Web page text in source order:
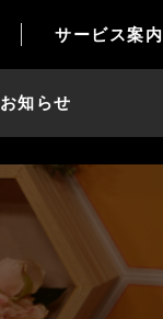
サービス案内
お知らせ